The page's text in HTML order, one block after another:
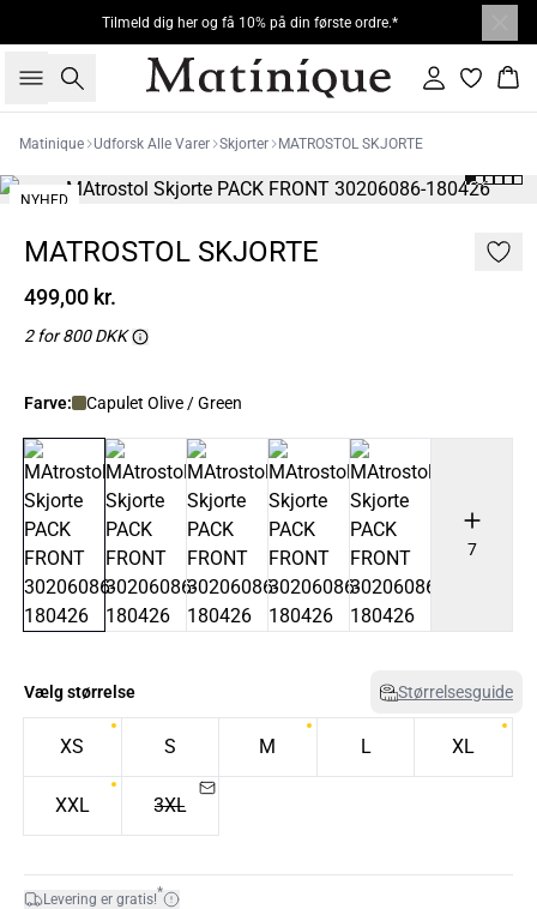
Tilmeld dig her og få 10% på din første ordre.*
Søg Log ind
Matinique Udforsk Alle Varer Skjorter MATROSTOL SKJORTE
NYHED
MATROSTOL SKJORTE
499,00 kr.
2 for 800 DKK
Farve: Capulet Olive / Green
7
Vælg størrelse Størrelsesguide
XS S M L XL
XXL 3XL
Levering er gratis!*